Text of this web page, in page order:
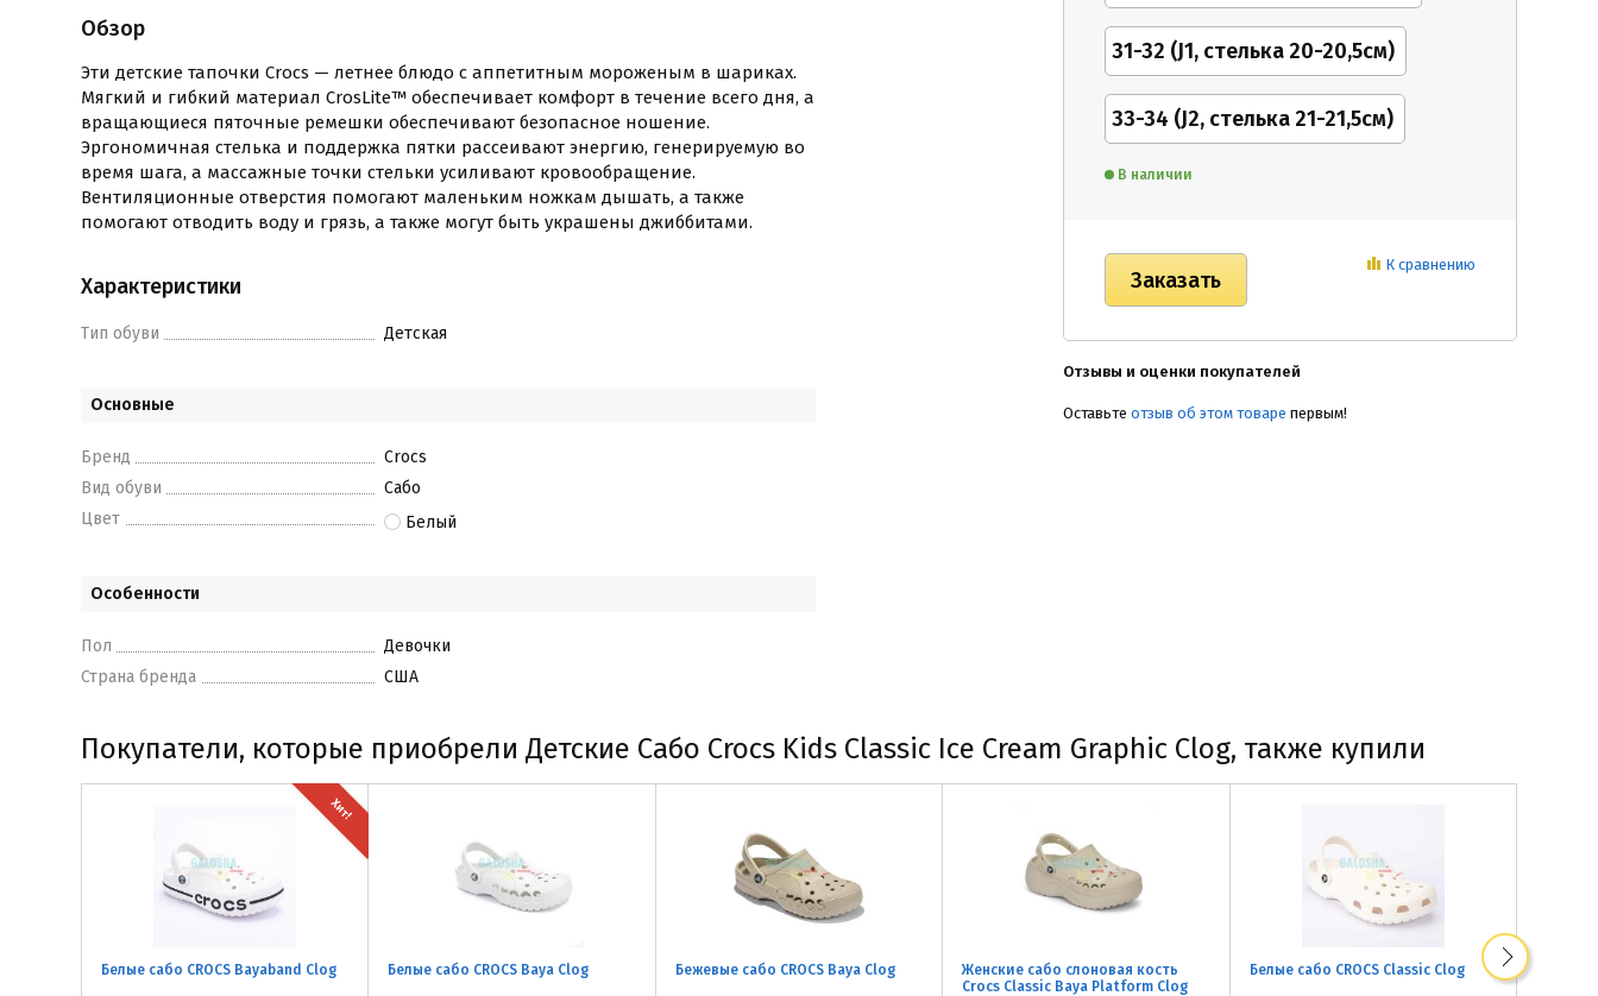
Обзор
Эти детские тапочки Crocs — летнее блюдо с аппетитным мороженым в шариках.
Мягкий и гибкий материал CrosLite™ обеспечивает комфорт в течение всего дня, а
вращающиеся пяточные ремешки обеспечивают безопасное ношение.
Эргономичная стелька и поддержка пятки рассеивают энергию, генерируемую во
время шага, а массажные точки стельки усиливают кровообращение.
Вентиляционные отверстия помогают маленьким ножкам дышать, а также
помогают отводить воду и грязь, а также могут быть украшены джиббитами.
Характеристики
Тип обуви Детская
Основные
Бренд
Crocs
Вид обуви
Сабо
Цвет
Белый
Особенности
Пол
Девочки
Страна бренда
США
31-32 (J1, стелька 20-20,5см)
33-34 (J2, стелька 21-21,5см)
В наличии
К сравнению
Отзывы и оценки покупателей
Оставьте отзыв об этом товаре первым!
Покупатели, которые приобрели Детские Сабо Crocs Kids Classic Ice Cream Graphic Clog, также купили
Хит!
Белые сабо CROCS Bayaband Clog Белые сабо CROCS Baya Clog Бежевые сабо CROCS Baya Clog
Женские сабо слоновая кость
Crocs Classic Baya Platform Clog
Белые сабо CROCS Classic Clog